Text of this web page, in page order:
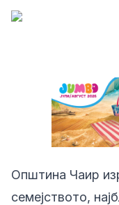
Општина Чаир
семејството,